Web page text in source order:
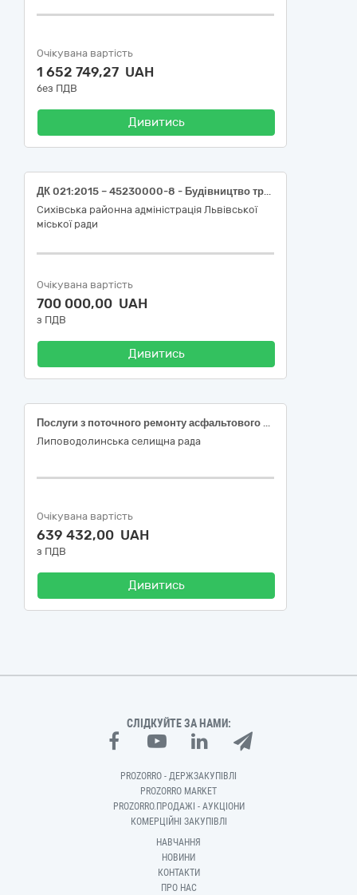
Очікувана вартість
1 652 749,27 UAH
без ПДВ
Дивитись
ДК 021:2015 – 45230000-8 - Будівництво трубопроводів, ліній зв’язку та електропередач, шосе, доріг, аеродромів і залізничних доріг; вирівнювання поверхонь - Послуги з поточного ремонту вулично-дорожньої мережі Сихівського району струменевим методом
Сихівська районна адміністрація Львівської
міської ради
Очікувана вартість
700 000,00 UAH
з ПДВ
Дивитись
Послуги з поточного ремонту асфальтового покриття по вулиці Лісова в селищі Липова Долина Роменського району Сумської області
Липоводолинська селищна рада
Очікувана вартість
639 432,00 UAH
з ПДВ
Дивитись
СЛІДКУЙТЕ ЗА НАМИ:
PROZORRO - ДЕРЖЗАКУПІВЛІ
PROZORRO MARKET
PROZORRO.ПРОДАЖІ - АУКЦІОНИ
КОМЕРЦІЙНІ ЗАКУПІВЛІ
НАВЧАННЯ
НОВИНИ
КОНТАКТИ
ПРО НАС